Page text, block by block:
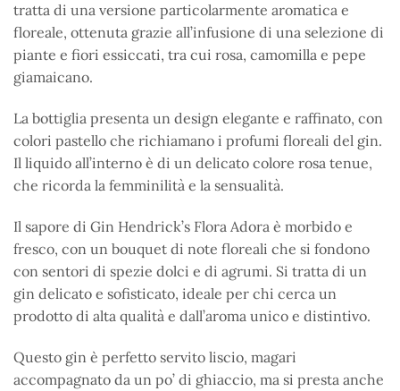
tratta di una versione particolarmente aromatica e
floreale, ottenuta grazie all’infusione di una selezione di
piante e fiori essiccati, tra cui rosa, camomilla e pepe
giamaicano.
La bottiglia presenta un design elegante e raffinato, con
colori pastello che richiamano i profumi floreali del gin.
Il liquido all’interno è di un delicato colore rosa tenue,
che ricorda la femminilità e la sensualità.
Il sapore di Gin Hendrick’s Flora Adora è morbido e
fresco, con un bouquet di note floreali che si fondono
con sentori di spezie dolci e di agrumi. Si tratta di un
gin delicato e sofisticato, ideale per chi cerca un
prodotto di alta qualità e dall’aroma unico e distintivo.
Questo gin è perfetto servito liscio, magari
accompagnato da un po’ di ghiaccio, ma si presta anche